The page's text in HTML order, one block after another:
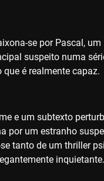
se por Pascal,
suspeito numa
é realmente capaz.
e um subtexto
por um estranho
tanto de um thriller
inquietante.